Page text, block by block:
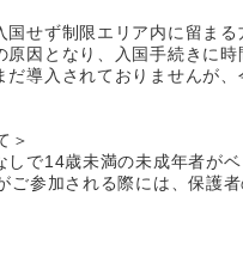
せず制限エリア内に留まる
因となり、入国手続きに
導入されておりませんが、
＞
で14歳未満の未成年者が
ご参加される際には、保護